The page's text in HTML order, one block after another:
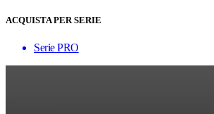
ACQUISTA PER SERIE
Serie PRO